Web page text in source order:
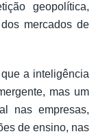
geopolítica,
mercados de
a inteligência
mas um
nas empresas,
de ensino, nas